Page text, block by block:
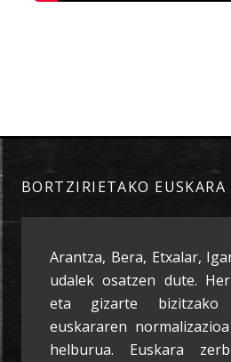
BORTZIRIETAKO
Arantza, Bera, Etxalar,
udalek osatzen dute.
eta gizarte bizitzako
euskararen
helburua. Euskara